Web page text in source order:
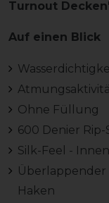
Turnout
Auf einen Blick
Ohne Füllung
600 Denier
Silk-Feel -
Haken